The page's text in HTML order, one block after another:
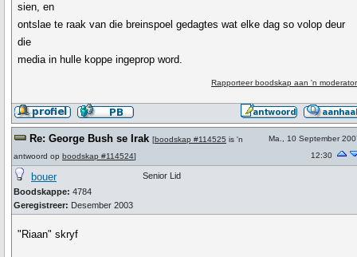
sien, en
ontslae te raak van die breinspoel gedagtes wat elke dag so volop deur
die
media in hulle koppe ingeprop word.
Rapporteer boodskap aan 'n moderator
Re: George Bush se Irak [boodskap #114525 is 'n
antwoord op boodskap #114524]
Ma., 10 September
12:30
bouer
Boodskappe: 4784
Geregistreer: Desember 2003
Senior Lid
"Riaan" skryf